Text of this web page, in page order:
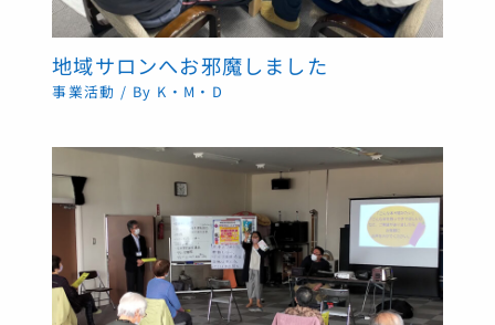
地域サロンへお邪魔しました
事業活動 / By K・M・D